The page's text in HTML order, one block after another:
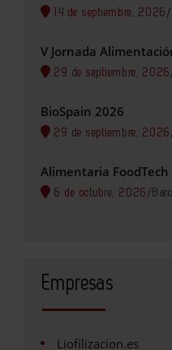
14 de septiembre, 2026 /
V Jornada
29 de septiembre, 2026
BioSpain 2026
29 de septiembre, 2026
Alimentaria FoodTech
6 de octubre, 2026 /
Empresas
Liofilizacion.es